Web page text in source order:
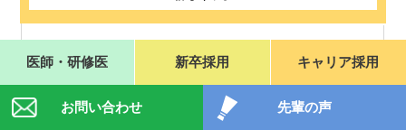
くみやま岡本病院
募集職種：ケアワーカー（パートタイマー）
医師・研修医 新卒採用 キャリア採用
お問い合わせ 先輩の声